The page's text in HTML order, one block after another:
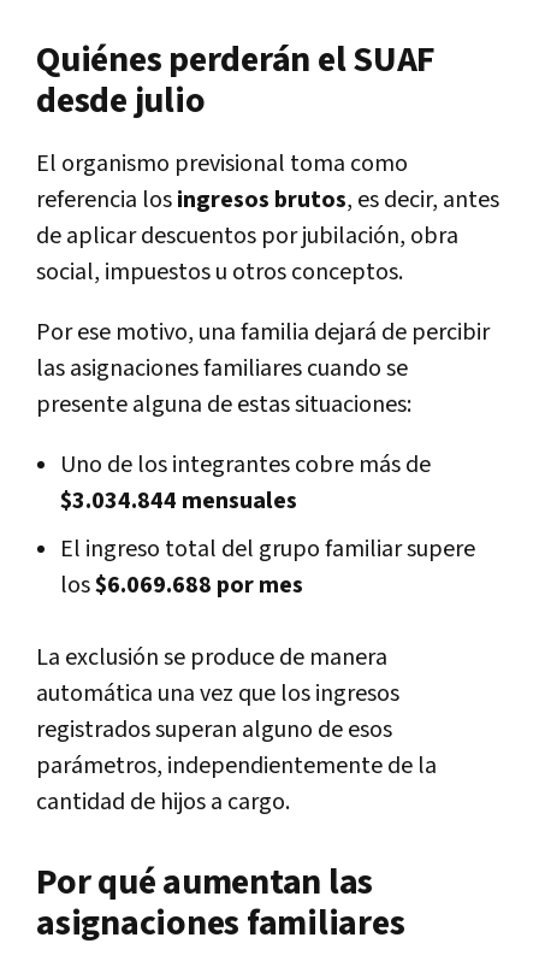
Quiénes perderán el SUAF
desde julio
El organismo previsional toma como
referencia losingresos brutos, es decir, antes
de aplicar descuentos por jubilación, obra
social, impuestos u otros conceptos.
Por ese motivo, una familia dejará de percibir
las asignaciones familiares cuando se
presente alguna de estas situaciones:
Uno de los integrantes cobre más de
$3.034.844 mensuales
El ingreso total del grupo familiar supere
los$6.069.688 por mes
La exclusión se produce de manera
automática una vez que los ingresos
registrados superan alguno de esos
parámetros, independientemente de la
cantidad de hijos a cargo.
Por qué aumentan las
asignaciones familiares